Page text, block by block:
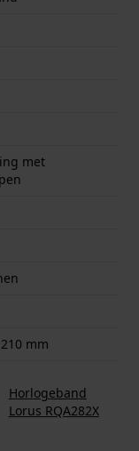
met
mm
Horlogeband
Lorus RQA282X